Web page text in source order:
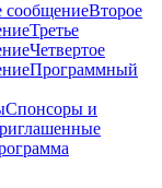
сообщениеВторое
Третье
Четвертое
Программный
Спонсоры и